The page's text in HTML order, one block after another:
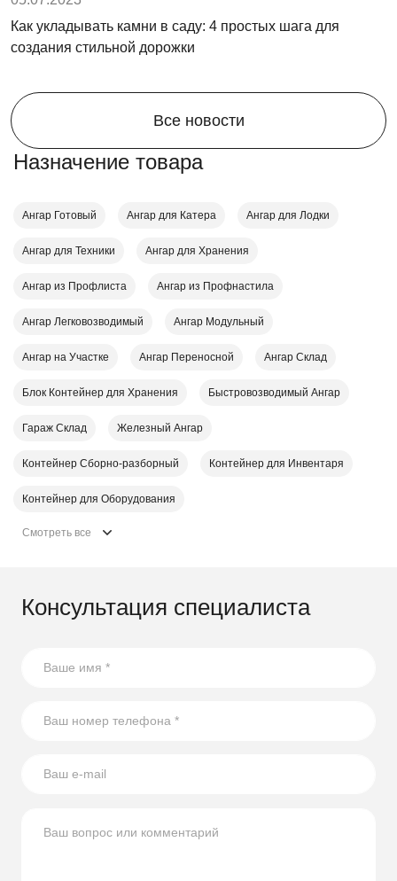
Как укладывать камни в саду: 4 простых шага для
создания стильной дорожки
Все новости
Назначение товара
Ангар Готовый Ангар для Катера Ангар для Лодки
Ангар для Техники Ангар для Хранения
Ангар из Профлиста Ангар из Профнастила
Ангар Легковозводимый Ангар Модульный
Ангар на Участке Ангар Переносной Ангар Склад
Блок Контейнер для Хранения Быстровозводимый Ангар
Гараж Склад Железный Ангар
Контейнер Cборно-разборный Контейнер для Инвентаря
Контейнер для Оборудования
Смотреть все
Консультация специалиста